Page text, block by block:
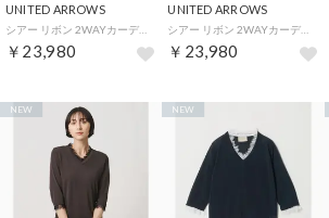
UNITED ARROWS
￥23,980
UNITED ARROWS
￥23,980
NEW NEW